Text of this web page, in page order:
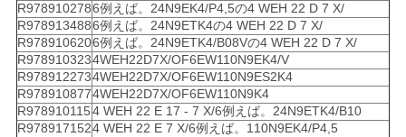
R9789102786例えば。24N9EK4/P4,5の4 WEH 22 D 7 X/
R9789134886例えば。24N9ETK4の4 WEH 22 D 7 X/
R9789106206例えば。24N9ETK4/B08Vの4 WEH 22 D 7 X/
R9789103234WEH22D7X/OF6EW110N9EK4/V
R9789122734WEH22D7X/OF6EW110N9ES2K4
R9789108774WEH22D7X/OF6EW110N9K4
R9789101154 WEH 22 E 17 - 7 X/6例えば。24N9ETK4/B10
R9789171524 WEH 22 E 7 X/6例えば。110N9EK4/P4,5